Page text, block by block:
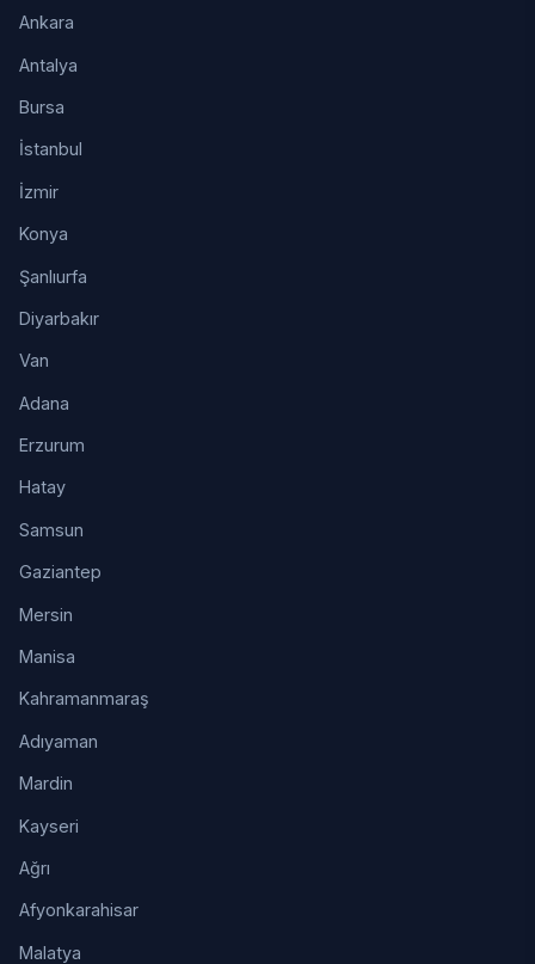
Ankara
Antalya
Bursa
İstanbul
İzmir
Konya
Şanlıurfa
Diyarbakır
Van
Adana
Erzurum
Hatay
Samsun
Gaziantep
Mersin
Manisa
Kahramanmaraş
Adıyaman
Mardin
Kayseri
Ağrı
Afyonkarahisar
Malatya